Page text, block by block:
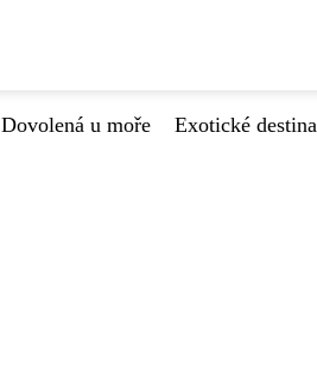
Dovolená u moře
Exotické